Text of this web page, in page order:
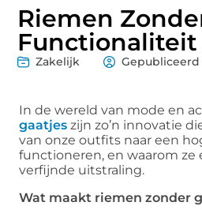
Riemen
Functionaliteit
Zakelijk
In de wereld van mode en
gaatjes zijn zo’n innovatie
van onze outfits naar een
functioneren, en waarom ze
verfijnde uitstraling.
Wat maakt riemen zonder